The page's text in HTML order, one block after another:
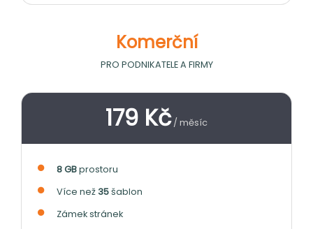
Komerční
PRO PODNIKATELE A FIRMY
179 Kč/ měsíc
8 GBprostoru
Více než 35šablon
Zámek stránek